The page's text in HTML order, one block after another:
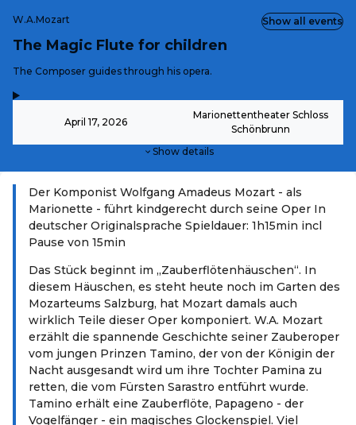
W.A.Mozart
The Magic Flute for children
-The Composer guides through his opera.
April 17, 2026
Marionettentheater Schloss
Schönbrunn
Show details
Show all events
Der Komponist Wolfgang Amadeus Mozart - als
Marionette - führt kindgerecht durch seine Oper In
deutscher Originalsprache Spieldauer: 1h15min incl
Pause von 15min
Das Stück beginnt im „Zauberflötenhäuschen“. In
diesem Häuschen, es steht heute noch im Garten des
Mozarteums Salzburg, hat Mozart damals auch
wirklich Teile dieser Oper komponiert. W.A. Mozart
erzählt die spannende Geschichte seiner Zauberoper
vom jungen Prinzen Tamino, der von der Königin der
Nacht ausgesandt wird um ihre Tochter Pamina zu
retten, die vom Fürsten Sarastro entführt wurde.
Tamino erhält eine Zauberflöte, Papageno - der
Vogelfänger - ein magisches Glockenspiel. Viel